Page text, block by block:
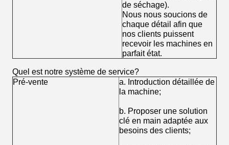
de séchage).
Nous nous soucions de
chaque détail afin que
nos clients puissent
recevoir les machines en
parfait état.
Quel est notre système de service?
Pré-vente
a. Introduction détaillée de
la machine;
b. Proposer une solution
clé en main adaptée aux
besoins des clients;